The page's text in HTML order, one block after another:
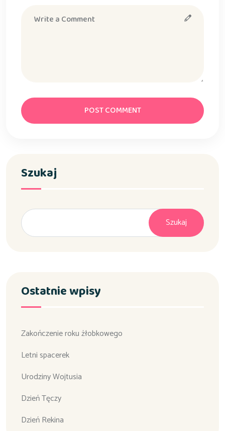
POST COMMENT
Szukaj
Szukaj
Ostatnie wpisy
Zakończenie roku żłobkowego
Letni spacerek
Urodziny Wojtusia
Dzień Tęczy
Dzień Rekina